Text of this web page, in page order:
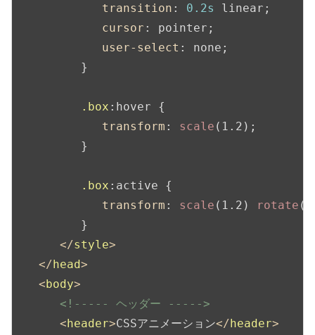
transition : 0.2s
linear;
cursor : pointer;
user-select : none;
         }
.box :hover {
transform : scale (1.2);
         }
.box :active {
transform : scale (1.2) rotate
         }
</style>
</head>
<body>
<!----- ヘッダー ----->
<header>CSSアニメーション</header>